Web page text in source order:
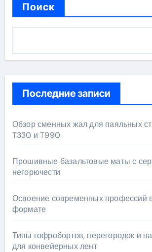
Поиск
Последние записи
Обзор сменных жал для паяльных
T330 и T990
Прошивные базальтовые маты с
негорючести
Освоение современных профессий
формате
Типы гофробортов, перегородок и
для конвейерных лент